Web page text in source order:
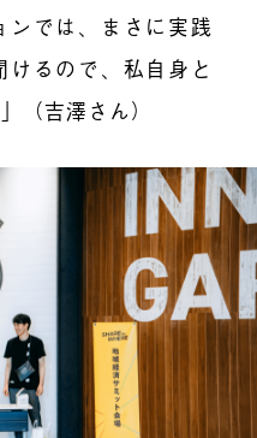
ンでは、まさに実践
けるので、私自身と
（吉澤さん）